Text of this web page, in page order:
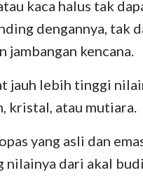
kaca halus tak
dengannya, tak
jambangan kencana.
jauh lebih tinggi
kristal, atau mutiara.
yang asli dan
nilainya dari akal budi.